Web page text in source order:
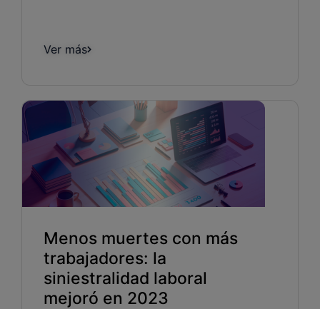
Ver más
Menos muertes con más
trabajadores: la
siniestralidad laboral
mejoró en 2023